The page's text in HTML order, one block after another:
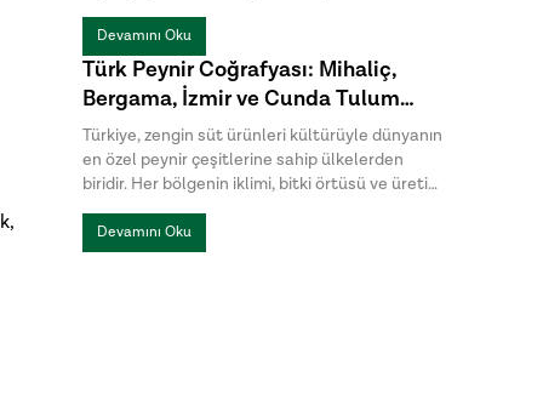
bu sorunun tek bir cevabı yoktur. Hazırlanan
yemeğin türü, istenen aroma ve pişirme
yöntemi, hangi yağın daha uygun olduğunu
belirler.
Devamını Oku
Türk Peynir Coğrafyası: Mihaliç,
Bergama, İzmir ve Cunda Tulum
Peynirleri Arasındaki Farklar
Türkiye, zengin süt ürünleri kültürüyle dünyanın
en özel peynir çeşitlerine sahip ülkelerden
biridir. Her bölgenin iklimi, bitki örtüsü ve üretim
geleneği, peynirlere kendine özgü bir karakter
kazandırır. Türk peynirleri arasında öne çıkan
Mihaliç peyniri, Bergama Tulum, İzmir Tulum ve
Devamını Oku